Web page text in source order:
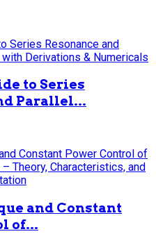
to Series
Parallel...
and Constant
of...